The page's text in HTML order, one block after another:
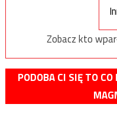
Zobacz kto
PODOBA CI SIĘ TO